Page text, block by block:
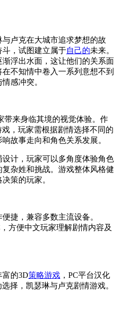
与卢克在大城市追求梦想的故
，试图建立属于自己的未来。
浮出水面，这让他们的关系面
不知情中卷入一系列意想不到
感冲突。
带来身临其境的视觉体验。作
，玩家需根据剧情选择不同的
故事走向和角色关系发展。
计，玩家可以多角度体验角色
杂姓和挑战。游戏整体风格健
策的玩家。
捷，兼容多数主流设备。
方便中文玩家理解剧情内容及
富的3D策略游戏 ，PC平台汉化
择，凯瑟琳与卢克剧情游戏。